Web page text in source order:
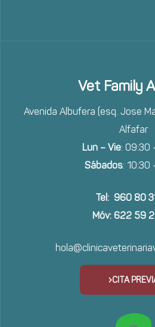
Vet Family
Avenida Albufera (esq. Jose
Alfafar
Lun – Vie: 09:30
Sábados: 10:30
Tel: 960 80
Móv: 622 59
CITA